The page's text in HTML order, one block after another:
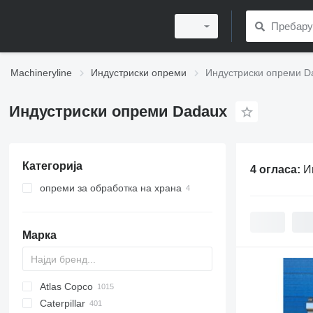
Machineryline Индустриски опреми Индустриски опреми
Индустриски опреми Dadaux
Категорија
опреми за обработка на храна
Марка
PDS
APD
AB
Ensis
Pega
VZ
AG3
Atlas Copco
DrillAir
QAS
PDP
E-series
B-series
BM
GFS
VT
Rover
PA
Airpure
BySprint Fiber
CK
SR
Caterpillar
4 огласа: